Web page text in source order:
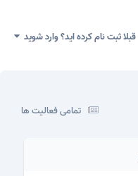
قبلا ثبت نام کرده اید؟ وارد شوید
تمامی فعالیت ها